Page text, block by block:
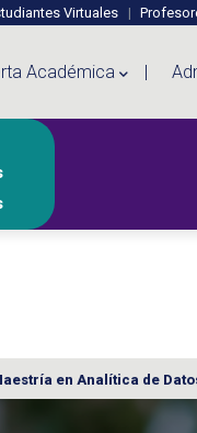
perfiles
Virtuales
Académica
en Analítica de